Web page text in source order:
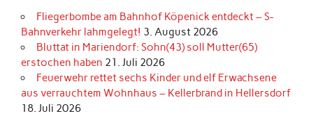
Fliegerbombe am Bahnhof Köpenick entdeckt – S-
Bahnverkehr lahmgelegt! 3. August 2026
Bluttat in Mariendorf: Sohn(43) soll Mutter(65)
erstochen haben 21. Juli 2026
Feuerwehr rettet sechs Kinder und elf Erwachsene
aus verrauchtem Wohnhaus – Kellerbrand in Hellersdorf
18. Juli 2026